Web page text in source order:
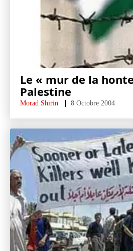
Le « mur de la
Palestine
Morad Shirin 8 Octobre 2004